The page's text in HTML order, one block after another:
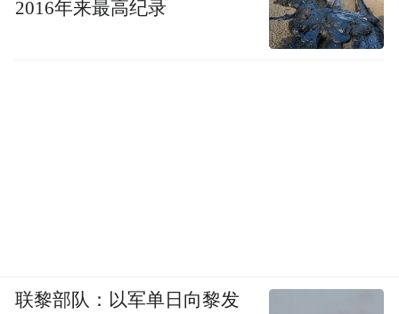
2016年来最高纪录
联黎部队：以军单日向黎发